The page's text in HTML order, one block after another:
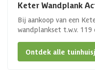
Keter Wandplank
Bij aankoop van een
wandplankset t.w.v. 119
Ontdek alle